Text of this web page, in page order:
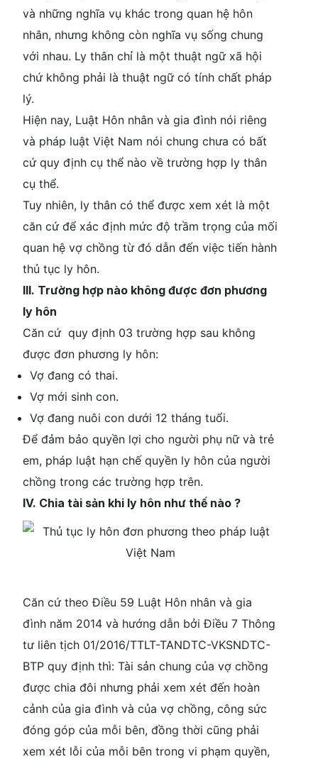
và những nghĩa vụ khác trong quan hệ hôn
nhân, nhưng không còn nghĩa vụ sống chung
với nhau. Ly thân chỉ là một thuật ngữ xã hội
chứ không phải là thuật ngữ có tính chất pháp
lý.
Hiện nay, Luật Hôn nhân và gia đình nói riêng
và pháp luật Việt Nam nói chung chưa có bất
cứ quy định cụ thể nào về trường hợp ly thân
cụ thể.
Tuy nhiên, ly thân có thể được xem xét là một
căn cứ để xác định mức độ trầm trọng của mối
quan hệ vợ chồng từ đó dẫn đến việc tiến hành
thủ tục ly hôn.
III. Trường hợp nào không được đơn phương
ly hôn
Căn cứ quy định 03 trường hợp sau không
được đơn phương ly hôn:
Vợ đang có thai.
Vợ mới sinh con.
Vợ đang nuôi con dưới 12 tháng tuổi.
Để đảm bảo quyền lợi cho người phụ nữ và trẻ
em, pháp luật hạn chế quyền ly hôn của người
chồng trong các trường hợp trên.
IV. Chia tài sản khi ly hôn như thế nào ?
Căn cứ theo Điều 59 Luật Hôn nhân và gia
đình năm 2014 và hướng dẫn bởi Điều 7 Thông
tư liên tịch 01/2016/TTLT-TANDTC-VKSNDTC-
BTP quy định thì: Tài sản chung của vợ chồng
được chia đôi nhưng phải xem xét đến hoàn
cảnh của gia đình và của vợ chồng, công sức
đóng góp của mỗi bên, đồng thời cũng phải
xem xét lỗi của mỗi bên trong vi phạm quyền,